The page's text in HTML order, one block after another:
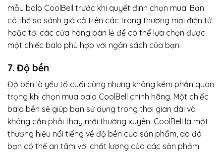
mẫu balo CoolBell trước khi quyết định chọn mua. Bạn
có thể so sánh giá cả trên các trang thương mại điện tử
hoặc tới các cửa hàng bán lẻ để có thể lựa chọn được
một chiếc balo phù hợp với ngân sách của bạn.
7. Độ bền
Độ bền là yếu tố cuối cùng nhưng không kém phần quan
trọng khi chọn mua balo CoolBell chính hãng. Một chiếc
balo bền sẽ giúp bạn sử dụng trong thời gian dài và
không cần phải thay mới thường xuyên. CoolBell là một
thương hiệu nổi tiếng về độ bền của sản phẩm, do đó
bạn có thể an tâm với chất lượng của các sản phẩm